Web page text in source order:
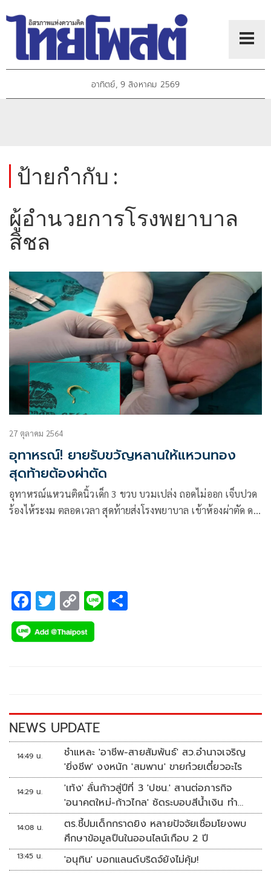
อาทิตย์, 9 สิงหาคม 2569
ป้ายกำกับ :
ผู้อำนวยการโรงพยาบาล
สิชล
27 ตุลาคม 2564
อุทาหรณ์! ยายรับขวัญหลานให้แหวนทอง
สุดท้ายต้องผ่าตัด
อุทาหรณ์แหวนติดนิ้วเด็ก 3 ขวบ บวมเปล่ง ถอดไม่ออก เจ็บปวด
ร้องไห้ระงม ตลอดเวลา สุดท้ายส่งโรงพยาบาล เข้าห้องผ่าตัด ดม
F
ac
e
k
T
wi
tt
C
o
p
k
Li
NEWS UPDATE
14:49 น.
ชำแหละ 'อาชีพ-สายสัมพันธ์' สว.อำนาจเจริญ
'ยิ่งชีพ' งงหนัก 'สมพาน' ขายก๋วยเตี๋ยวอะไร
14:29 น.
'เท้ง' ลั่นก้าวสู่ปีที่ 3 'ปชน.' สานต่อภารกิจ
'อนาคตใหม่-ก้าวไกล' ซัดระบอบสีน้ำเงิน ทำ
หลักนิติรัฐ-นิติธรรมสั่นคลอน
14:08 น.
ตร.ชี้ปมเด็กกราดยิง หลายปัจจัยเชื่อมโยงพบ
ศึกษาข้อมูลปืนในออนไลน์เกือบ 2 ปี
13:45 น. 'อนุทิน' บอกแลนด์บริดจ์ยังไม่คุ้ม!